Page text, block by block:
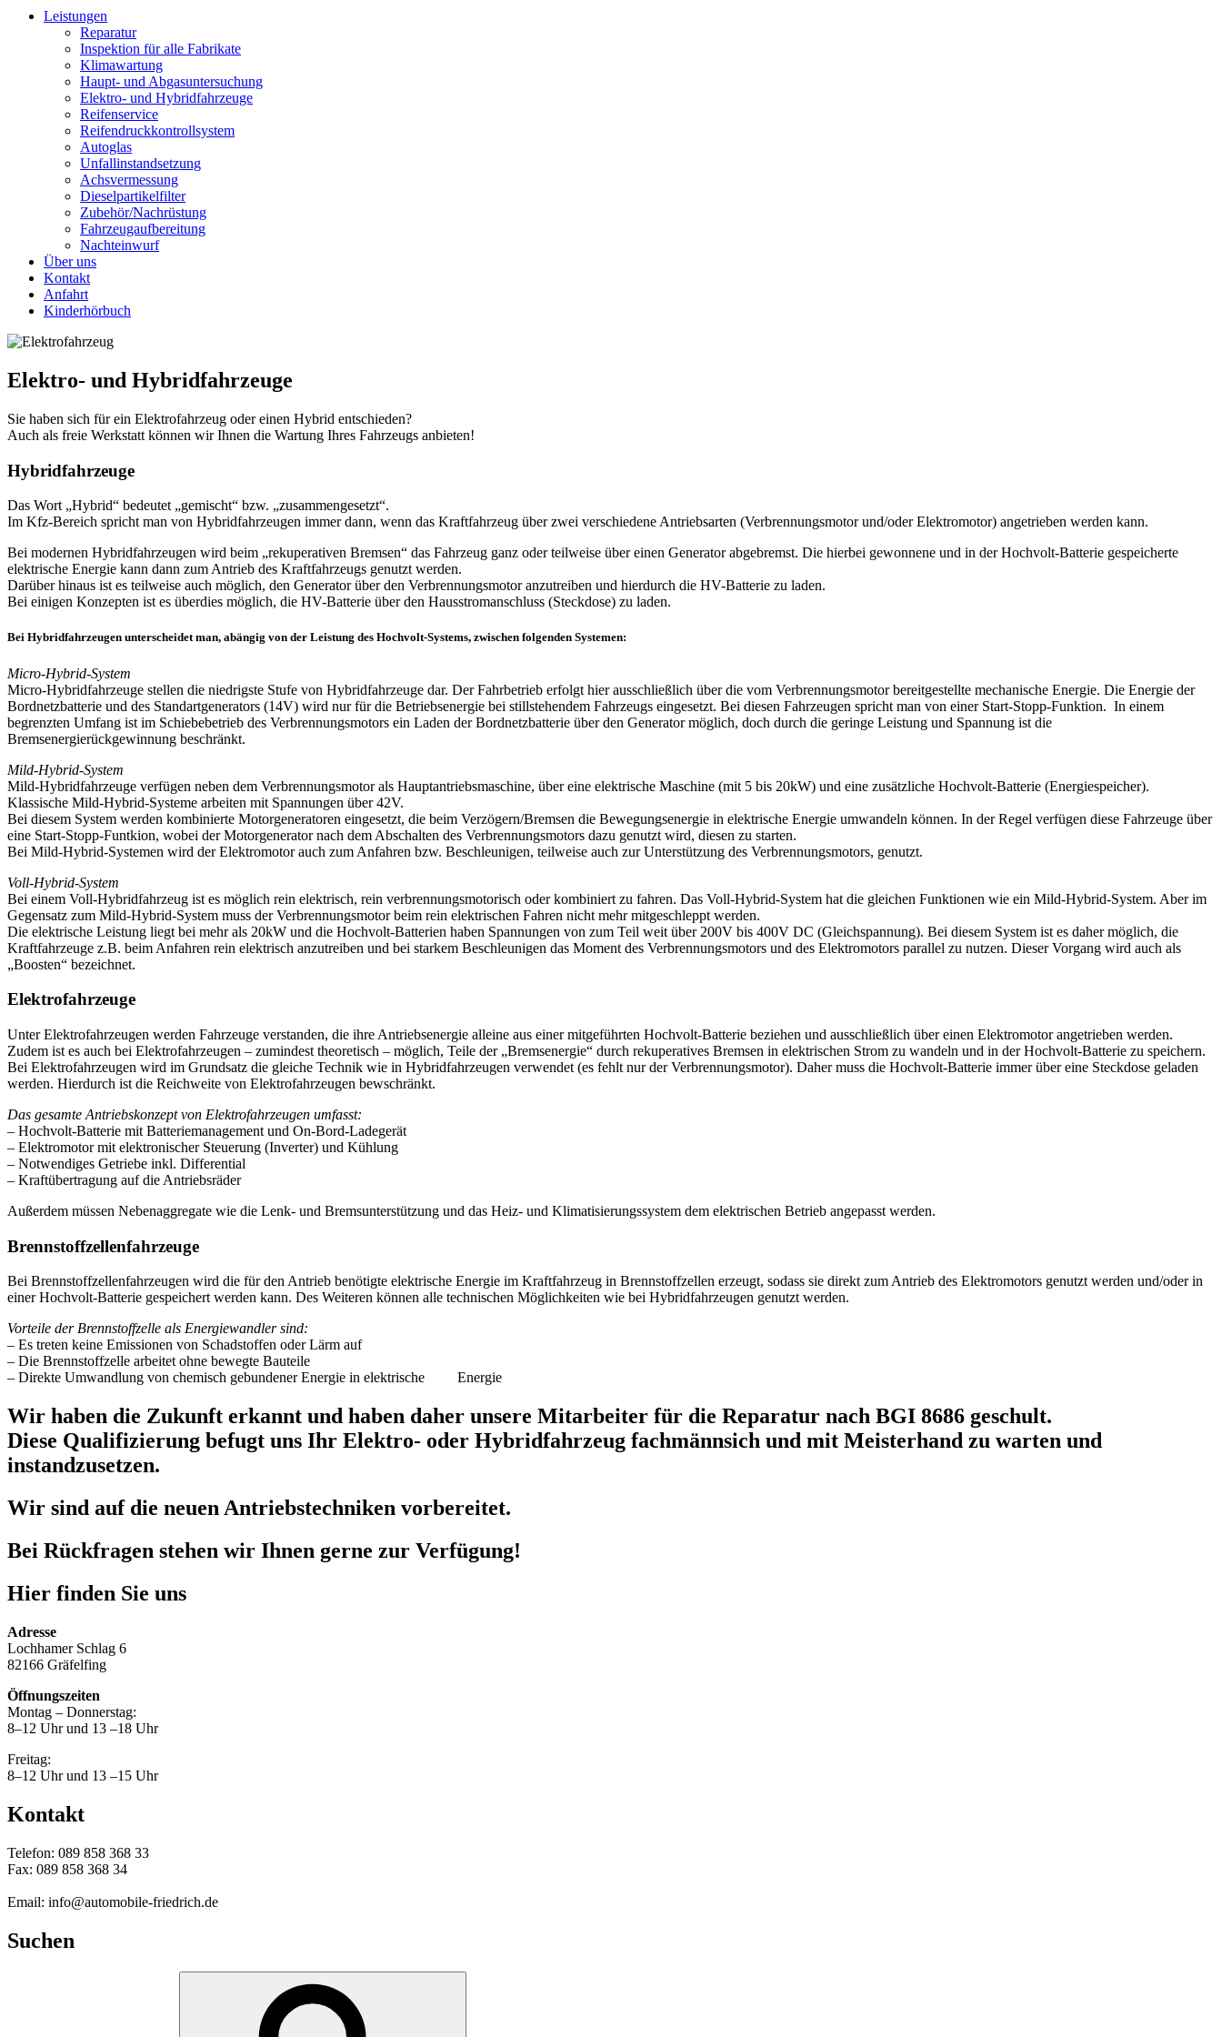
Leistungen
Reparatur
Inspektion für alle Fabrikate
Klimawartung
Haupt- und Abgasuntersuchung
Elektro- und Hybridfahrzeuge
Reifenservice
Reifendruckkontrollsystem
Autoglas
Unfallinstandsetzung
Achsvermessung
Dieselpartikelfilter
Zubehör/Nachrüstung
Fahrzeugaufbereitung
Nachteinwurf
Über uns
Kontakt
Anfahrt
Kinderhörbuch
Elektro- und Hybridfahrzeuge
Sie haben sich für ein Elektrofahrzeug oder einen Hybrid entschieden?
Auch als freie Werkstatt können wir Ihnen die Wartung Ihres Fahrzeugs anbieten!
Hybridfahrzeuge
Das Wort „Hybrid“ bedeutet „gemischt“ bzw. „zusammengesetzt“.
Im Kfz-Bereich spricht man von Hybridfahrzeugen immer dann, wenn das Kraftfahrzeug über zwei verschiedene Antriebsarten (Verbrennungsmotor und/oder Elektromotor) angetrieben werden kann.
Bei modernen Hybridfahrzeugen wird beim „rekuperativen Bremsen“ das Fahrzeug ganz oder teilweise über einen Generator abgebremst. Die hierbei gewonnene und in der Hochvolt-Batterie gespeicherte
elektrische Energie kann dann zum Antrieb des Kraftfahrzeugs genutzt werden.
Darüber hinaus ist es teilweise auch möglich, den Generator über den Verbrennungsmotor anzutreiben und hierdurch die HV-Batterie zu laden.
Bei einigen Konzepten ist es überdies möglich, die HV-Batterie über den Hausstromanschluss (Steckdose) zu laden.
Bei Hybridfahrzeugen unterscheidet man, abängig von der Leistung des Hochvolt-Systems, zwischen folgenden Systemen:
Micro-Hybrid-System
Micro-Hybridfahrzeuge stellen die niedrigste Stufe von Hybridfahrzeuge dar. Der Fahrbetrieb erfolgt hier ausschließlich über die vom Verbrennungsmotor bereitgestellte mechanische Energie. Die Energie der
Bordnetzbatterie und des Standartgenerators (14V) wird nur für die Betriebsenergie bei stillstehendem Fahrzeugs eingesetzt. Bei diesen Fahrzeugen spricht man von einer Start-Stopp-Funktion. In einem
begrenzten Umfang ist im Schiebebetrieb des Verbrennungsmotors ein Laden der Bordnetzbatterie über den Generator möglich, doch durch die geringe Leistung und Spannung ist die
Bremsenergierückgewinnung beschränkt.
Mild-Hybrid-System
Mild-Hybridfahrzeuge verfügen neben dem Verbrennungsmotor als Hauptantriebsmaschine, über eine elektrische Maschine (mit 5 bis 20kW) und eine zusätzliche Hochvolt-Batterie (Energiespeicher).
Klassische Mild-Hybrid-Systeme arbeiten mit Spannungen über 42V.
Bei diesem System werden kombinierte Motorgeneratoren eingesetzt, die beim Verzögern/Bremsen die Bewegungsenergie in elektrische Energie umwandeln können. In der Regel verfügen diese Fahrzeuge über
eine Start-Stopp-Funtkion, wobei der Motorgenerator nach dem Abschalten des Verbrennungsmotors dazu genutzt wird, diesen zu starten.
Bei Mild-Hybrid-Systemen wird der Elektromotor auch zum Anfahren bzw. Beschleunigen, teilweise auch zur Unterstützung des Verbrennungsmotors, genutzt.
Voll-Hybrid-System
Bei einem Voll-Hybridfahrzeug ist es möglich rein elektrisch, rein verbrennungsmotorisch oder kombiniert zu fahren. Das Voll-Hybrid-System hat die gleichen Funktionen wie ein Mild-Hybrid-System. Aber im
Gegensatz zum Mild-Hybrid-System muss der Verbrennungsmotor beim rein elektrischen Fahren nicht mehr mitgeschleppt werden.
Die elektrische Leistung liegt bei mehr als 20kW und die Hochvolt-Batterien haben Spannungen von zum Teil weit über 200V bis 400V DC (Gleichspannung). Bei diesem System ist es daher möglich, die
Kraftfahrzeuge z.B. beim Anfahren rein elektrisch anzutreiben und bei starkem Beschleunigen das Moment des Verbrennungsmotors und des Elektromotors parallel zu nutzen. Dieser Vorgang wird auch als
„Boosten“ bezeichnet.
Elektrofahrzeuge
Unter Elektrofahrzeugen werden Fahrzeuge verstanden, die ihre Antriebsenergie alleine aus einer mitgeführten Hochvolt-Batterie beziehen und ausschließlich über einen Elektromotor angetrieben werden.
Zudem ist es auch bei Elektrofahrzeugen – zumindest theoretisch – möglich, Teile der „Bremsenergie“ durch rekuperatives Bremsen in elektrischen Strom zu wandeln und in der Hochvolt-Batterie zu speichern.
Bei Elektrofahrzeugen wird im Grundsatz die gleiche Technik wie in Hybridfahrzeugen verwendet (es fehlt nur der Verbrennungsmotor). Daher muss die Hochvolt-Batterie immer über eine Steckdose geladen
werden. Hierdurch ist die Reichweite von Elektrofahrzeugen bewschränkt.
Das gesamte Antriebskonzept von Elektrofahrzeugen umfasst:
– Hochvolt-Batterie mit Batteriemanagement und On-Bord-Ladegerät
– Elektromotor mit elektronischer Steuerung (Inverter) und Kühlung
– Notwendiges Getriebe inkl. Differential
– Kraftübertragung auf die Antriebsräder
Außerdem müssen Nebenaggregate wie die Lenk- und Bremsunterstützung und das Heiz- und Klimatisierungssystem dem elektrischen Betrieb angepasst werden.
Brennstoffzellenfahrzeuge
Bei Brennstoffzellenfahrzeugen wird die für den Antrieb benötigte elektrische Energie im Kraftfahrzeug in Brennstoffzellen erzeugt, sodass sie direkt zum Antrieb des Elektromotors genutzt werden und/oder in
einer Hochvolt-Batterie gespeichert werden kann. Des Weiteren können alle technischen Möglichkeiten wie bei Hybridfahrzeugen genutzt werden.
Vorteile der Brennstoffzelle als Energiewandler sind:
– Es treten keine Emissionen von Schadstoffen oder Lärm auf
– Die Brennstoffzelle arbeitet ohne bewegte Bauteile
– Direkte Umwandlung von chemisch gebundener Energie in elektrische Energie
Wir haben die Zukunft erkannt und haben daher unsere Mitarbeiter für die Reparatur nach BGI 8686 geschult.
Diese Qualifizierung befugt uns Ihr Elektro- oder Hybridfahrzeug fachmännsich und mit Meisterhand zu warten und
instandzusetzen.
Wir sind auf die neuen Antriebstechniken vorbereitet.
Bei Rückfragen stehen wir Ihnen gerne zur Verfügung!
Hier finden Sie uns
Adresse
Lochhamer Schlag 6
82166 Gräfelfing
Öffnungszeiten
Montag – Donnerstag:
8–12 Uhr und 13 –18 Uhr
Freitag:
8–12 Uhr und 13 –15 Uhr
Kontakt
Telefon: 089 858 368 33
Fax: 089 858 368 34
Email: info@automobile-friedrich.de
Suchen